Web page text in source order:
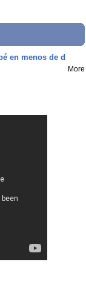
en menos de d
More